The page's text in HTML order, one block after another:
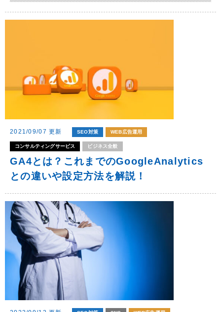
2021/09/07 更新 SEO対策 WEB広告運用
コンサルティングサービス ビジネス全般
GA4とは？これまでのGoogleAnalytics
との違いや設定方法を解説！